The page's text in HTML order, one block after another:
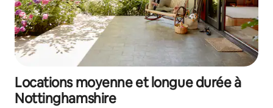
Locations moyenne et longue durée à
Nottinghamshire